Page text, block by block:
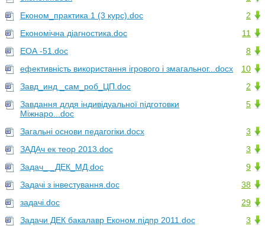
2
Економ_практика 1 (3 курс).doc
11
Економічна діагностика.doc
8
ЕОА -51.doc
10
ефективність використання ігрового і змагальног...docx
2
Завд_инд _сам_роб_ЦП.doc
5
Завдання длдя індивідуальної підготовки
Міжнаро...doc
3
Загальні основи педагогіки.docx
3
ЗАДАч ек теор 2013.doc
9
Задач_ _ДЕК_МД.doc
38
Задачі з інвестування.doc
29
задачі.doc
3
Задачи ДЕК бакалавр Економ.підпр 2011.doc